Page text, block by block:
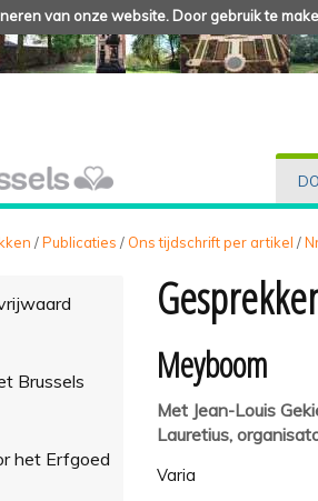
van onze website. Door gebruik te
/Publicaties / Ons tijdschrift per artikel /
Brussels
het Erfgoed
Meyboom
Met Jean-Louis
Lauretius,
Varia